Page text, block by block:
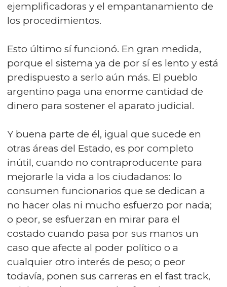
ejemplificadoras y el empantanamiento de
los procedimientos.
Esto último sí funcionó. En gran medida,
porque el sistema ya de por sí es lento y está
predispuesto a serlo aún más. El pueblo
argentino paga una enorme cantidad de
dinero para sostener el aparato judicial.
Y buena parte de él, igual que sucede en
otras áreas del Estado, es por completo
inútil, cuando no contraproducente para
mejorarle la vida a los ciudadanos: lo
consumen funcionarios que se dedican a
no hacer olas ni mucho esfuerzo por nada;
o peor, se esfuerzan en mirar para el
costado cuando pasa por sus manos un
caso que afecte al poder político o a
cualquier otro interés de peso; o peor
todavía, ponen sus carreras en el fast track,